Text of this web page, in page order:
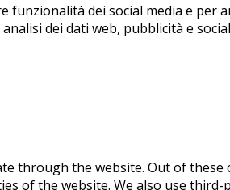
dei social media e
dei dati web, pubblicità e
through the website. Out of
of the website. We also use